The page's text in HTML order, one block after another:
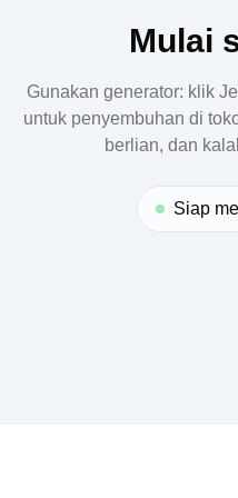
Mulai
Gunakan generator: klik
untuk penyembuhan di
berlian, dan
Siap